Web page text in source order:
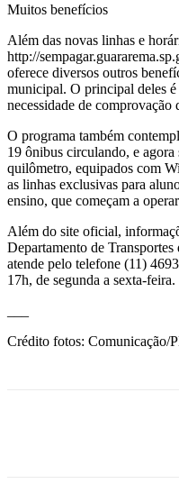
Muitos benefícios
Além das novas linhas e
http://
oferece diversos outros
municipal. O principal deles
necessidade de comprovação
O programa também
19 ônibus circulando, e
quilômetro, equipados com
as linhas exclusivas para
ensino, que começam a
Além do site oficial,
Departamento de
atende pelo telefone (11)
17h, de segunda a sexta-feira.
Crédito fotos: Comunicação/